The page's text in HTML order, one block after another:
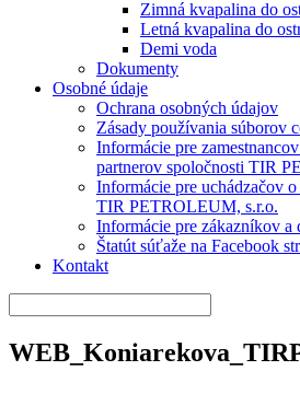
Zimná kvapalina do
Letná kvapalina do
Demi voda
Dokumenty
Osobné údaje
Ochrana osobných údajov
Zásady používania súborov
Informácie pre
partnerov spoločnosti TIR
Informácie pre uchádzačov
TIR PETROLEUM, s.r.o.
Informácie pre zákazníkov
Štatút súťaže na Facebook
Kontakt